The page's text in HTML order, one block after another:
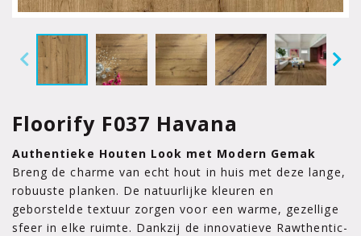
Floorify F037 Havana
Authentieke Houten Look met Modern Gemak
Breng de charme van echt hout in huis met deze lange,
robuuste planken. De natuurlijke kleuren en
geborstelde textuur zorgen voor een warme, gezellige
sfeer in elke ruimte. Dankzij de innovatieve Rawthentic-